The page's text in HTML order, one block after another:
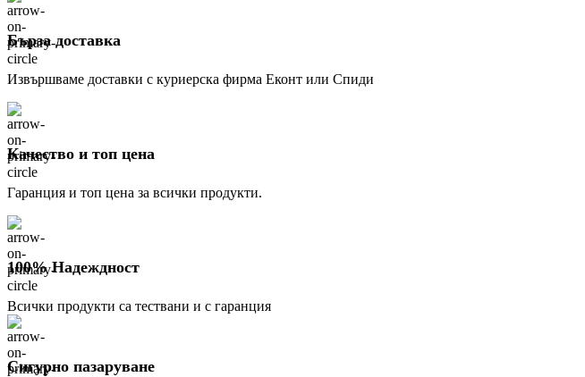
Бърза доставка
Извършваме доставки с куриерска фирма Еконт или Спиди
Качество и топ цена
Гаранция и топ цена за всички продукти.
100% Надеждност
Всички продукти са тествани и с гаранция
Сигурно пазаруване